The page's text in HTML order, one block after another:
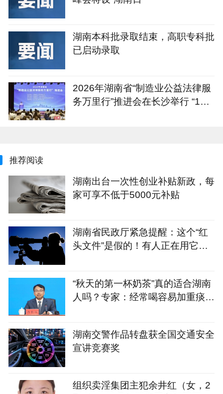
湖南本科批录取结束，高职专科批
已启动录取
2026年湖南省“制造业公益法律服
务万里行”推进会在长沙举行 “1+4
推荐阅读
湖南出台一次性创业补贴新政，每
家可享不低于5000元补贴
湖南省民政厅紧急提醒：这个“红
头文件”是假的！有人正在用它骗
“秋天的第一杯奶茶”真的适合湖南
人吗？专家：经常喝容易加重痰
湖南交警作品转盘获全国交通安全
宣讲竞赛奖
组织卖淫集团主犯余井红（女，2